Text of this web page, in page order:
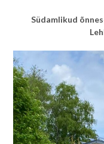
Südamlikud